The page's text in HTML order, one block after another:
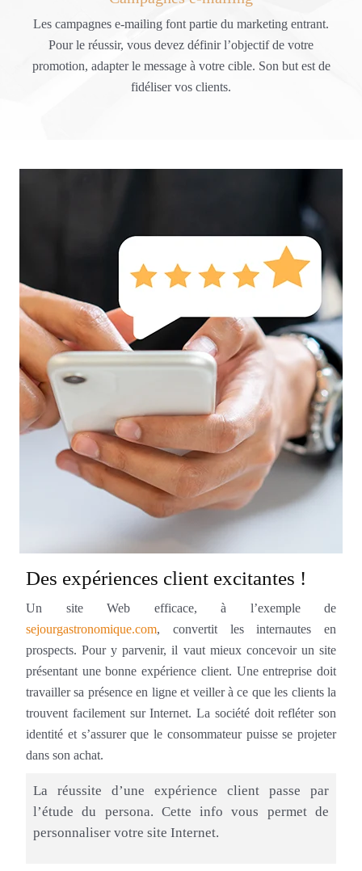
Les campagnes e-mailing font partie du marketing entrant.
Pour le réussir, vous devez définir l’objectif de votre
promotion, adapter le message à votre cible. Son but est de
fidéliser vos clients.
Des expériences client excitantes !
Un site Web efficace, à l’exemple de
sejourgastronomique.com, convertit les internautes en
prospects. Pour y parvenir, il vaut mieux concevoir un site
présentant une bonne expérience client. Une entreprise doit
travailler sa présence en ligne et veiller à ce que les clients la
trouvent facilement sur Internet. La société doit refléter son
identité et s’assurer que le consommateur puisse se projeter
dans son achat.
La réussite d’une expérience client passe par
l’étude du persona. Cette info vous permet de
personnaliser votre site Internet.